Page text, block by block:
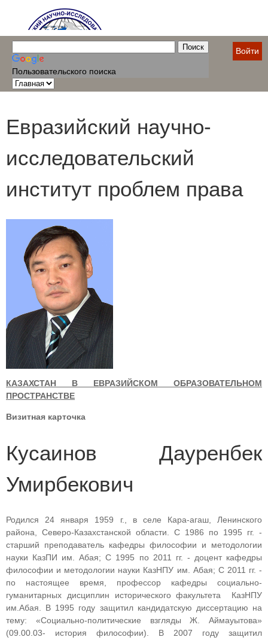
Пользовательского поиска
Войти
Евразийский научно-
исследовательский
институт проблем права
КАЗАХСТАН В ЕВРАЗИЙСКОМ ОБРАЗОВАТЕЛЬНОМ
ПРОСТРАНСТВЕ
Визитная карточка
Кусаинов Дауренбек
Умирбекович
Родился 24 января
1959 г., в селе Кара-агаш, Ленинского
района, Северо-Казахстанской области. С 1986 по 1995 гг. -
старший преподаватель кафедры философии и методологии
науки КазПИ им. Абая; С 1995 по 2011 гг. - доцент кафедры
философии и методологии науки КазНПУ им. Абая; С 2011 гг. -
по настоящее время, профессор кафедры социально-
гуманитарных дисциплин исторического факультета КазНПУ
им.Абая. В 1995 году защитил кандидатскую диссертацию на
тему: «Социально-политические взгляды Ж. Аймауытова»
(09.00.03- история философии). В 2007 году защитил